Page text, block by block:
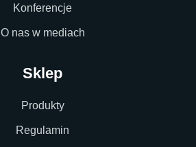
Konferencje
O nas w mediach
Sklep
Produkty
Regulamin